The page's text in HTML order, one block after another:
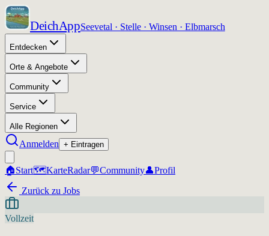
DeichAppSeevetal · Stelle · Winsen · Elbmarsch
Entdecken
Orte & Angebote
Community
Service
Alle Regionen
Anmelden + Eintragen
🏠Start🗺️KarteRadar💬Community👤Profil
Zurück zu Jobs
Vollzeit